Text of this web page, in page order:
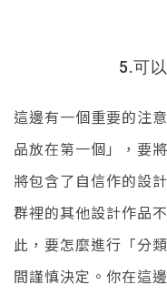
5.可
這邊有一個重要的注
品放在第一個」，要
將包含了自信作的設
群裡的其他設計作品
此，要怎麼進行「分
間謹慎決定。你在這